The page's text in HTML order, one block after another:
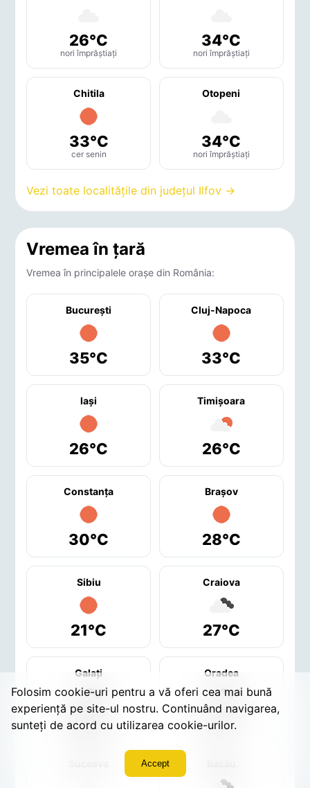
26°C
nori împrăștiați
34°C
nori împrăștiați
Chitila
33°C
cer senin
Otopeni
34°C
nori împrăștiați
Vezi toate localitățile din județul Ilfov →
Vremea în țară
Vremea în principalele orașe din România:
București
35°C
Cluj-Napoca
33°C
Iaşi
26°C
Timişoara
26°C
Constanţa
30°C
Braşov
28°C
Sibiu
21°C
Craiova
27°C
Galaţi
29°C
Oradea
27°C
Folosim cookie-uri pentru a vă oferi cea mai bună
experiență pe site-ul nostru. Continuând navigarea,
sunteți de acord cu utilizarea cookie-urilor.
Accept